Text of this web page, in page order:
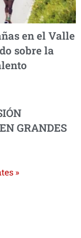
en el Valle
sobre la
GRANDES
»